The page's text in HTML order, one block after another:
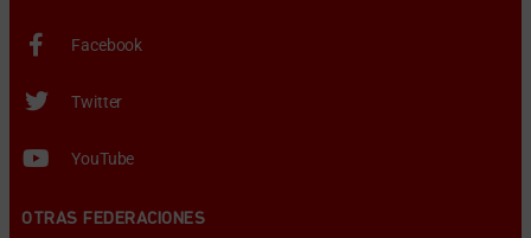
Facebook
Twitter
YouTube
OTRAS FEDERACIONES